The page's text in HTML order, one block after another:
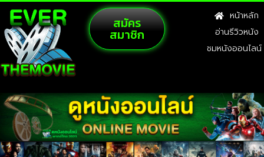
สมัคร
สมาชิก
หน้าหลัก
อ่านรีวิวหนัง
ชมหนังออนไลน์